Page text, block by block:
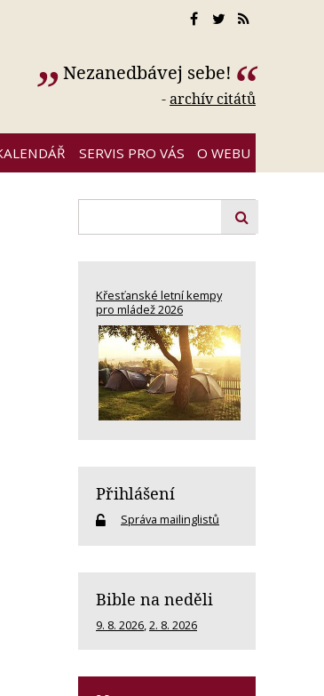
Nezanedbávej sebe!
-archív citátů
SERVIS PRO VÁS O WEBU
Křesťanské letní kempy
pro mládež 2026
Přihlášení
Správa mailinglistů
Bible na neděli
9. 8. 2026 2. 8. 2026